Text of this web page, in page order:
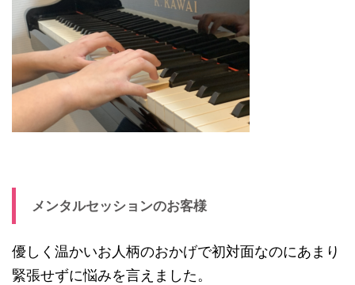
メンタルセッションのお客様
優しく温かいお人柄のおかげで初対面なのにあまり
緊張せずに悩みを言えました。